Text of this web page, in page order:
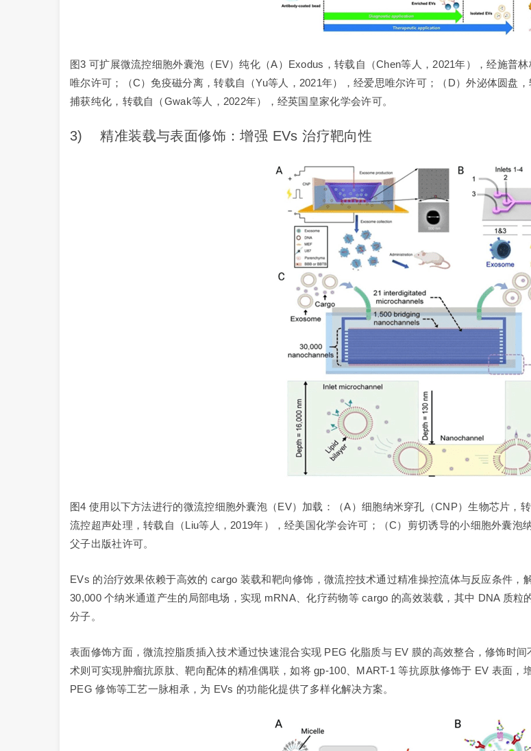
图3 可扩展微流控细胞外囊泡（EV）纯化（A）Exodus，转载自（Chen等人，2021年），经施普
唯尔许可；（C）免疫磁分离，转载自（Yu等人，2021年），经爱思唯尔许可；（D）外泌体圆盘
捕获纯化，转载自（Gwak等人，2022年），经英国皇家化学会许可。
3) 精准装载与表面修饰：增强 EVs 治疗靶向性
图4 使用以下方法进行的微流控细胞外囊泡（EV）加载：（A）细胞纳米穿孔（CNP）生物芯片，
流控超声处理，转载自（Liu等人，2019年），经美国化学会许可；（C）剪切诱导的小细胞外囊泡
父子出版社许可。
EVs 的治疗效果依赖于高效的 cargo 装载和靶向修饰，微流控技术通过精准操控流体与反应条件
30,000 个纳米通道产生的局部电场，实现 mRNA、化疗药物等 cargo 的高效装载，其中 DNA 质
分子。
表面修饰方面，微流控脂质插入技术通过快速混合实现 PEG 化脂质与 EV 膜的高效整合，修饰时
术则可实现肿瘤抗原肽、靶向配体的精准偶联，如将 gp-100、MART-1 等抗原肽修饰于 EV 表面，
PEG 修饰等工艺一脉相承，为 EVs 的功能化提供了多样化解决方案。